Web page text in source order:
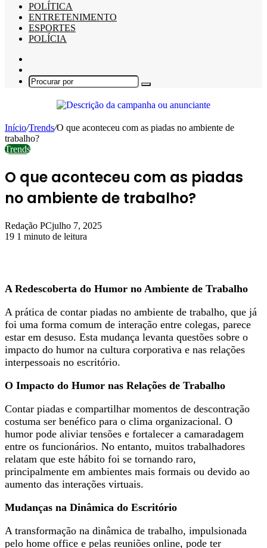
POLÍTICA
ENTRETENIMENTO
ESPORTES
POLÍCIA
skin
Procurar
Início/Trends/O que aconteceu com as piadas no ambiente de
trabalho?
Trends
O que aconteceu com as piadas
no ambiente de trabalho?
Redação PCjulho 7, 2025
19 1 minuto de leitura
A Redescoberta do Humor no Ambiente de Trabalho
A prática de contar piadas no ambiente de trabalho, que já
foi uma forma comum de interação entre colegas, parece
estar em desuso. Esta mudança levanta questões sobre o
impacto do humor na cultura corporativa e nas relações
interpessoais no escritório.
O Impacto do Humor nas Relações de Trabalho
Contar piadas e compartilhar momentos de descontração
costuma ser benéfico para o clima organizacional. O
humor pode aliviar tensões e fortalecer a camaradagem
entre os funcionários. No entanto, muitos trabalhadores
relatam que este hábito foi se tornando raro,
principalmente em ambientes mais formais ou devido ao
aumento das interações virtuais.
Mudanças na Dinâmica do Escritório
A transformação na dinâmica de trabalho, impulsionada
pelo home office e pelas reuniões online, pode ter